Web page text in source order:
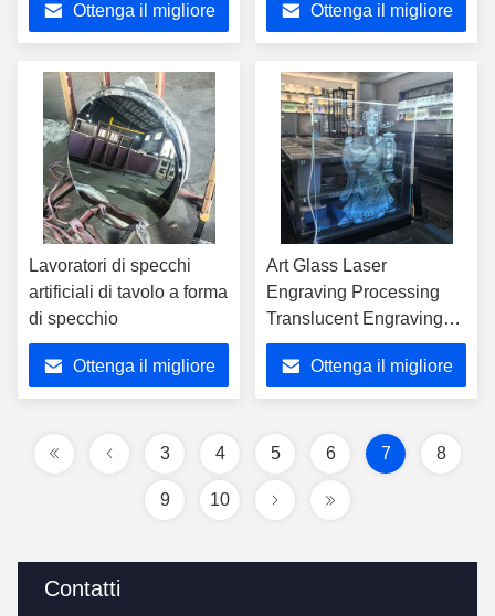
Contatti
Ottenga il migliore
centro commerciale
decorazione vetro di arte
traslucida
Ottenga il migliore
Lavoratori di specchi
artificiali di tavolo a forma
di specchio
Ottenga il migliore
Art Glass Laser
Engraving Processing
Translucent Engraving
Home Hotel Project
Customization di vetro
Ottenga il migliore
3 4 5 6 7 8
9 10